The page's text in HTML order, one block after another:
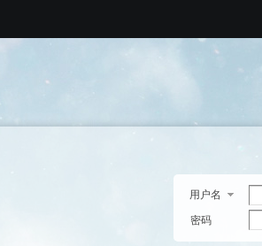
用户名
密码